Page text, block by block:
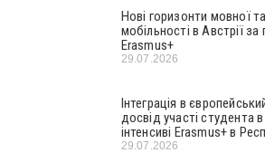
Нові горизонти мовної
мобільності в Австрії
Erasmus+
29.07.2026
Інтеграція в
досвід участі студента
інтенсиві Erasmus+ в
29.07.2026